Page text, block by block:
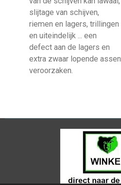
slijtage van schijven,
riemen en lagers, trillingen
en uiteindelijk ... een
defect aan de lagers en
extra zwaar lopende assen
veroorzaken.